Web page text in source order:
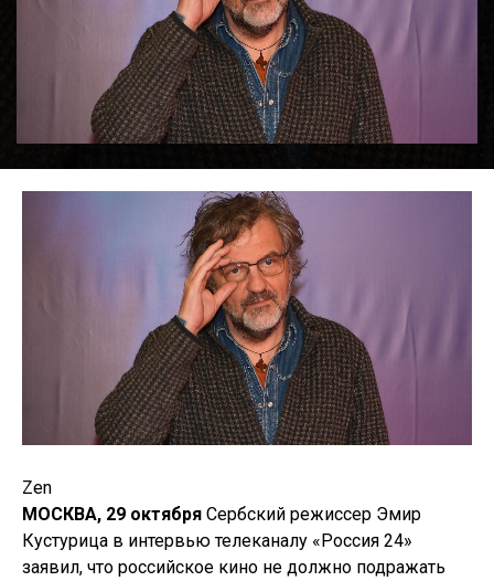
Zen
МОСКВА, 29 октября Сербский режиссер Эмир
Кустурица в интервью телеканалу «Россия 24»
заявил, что российское кино не должно подражать